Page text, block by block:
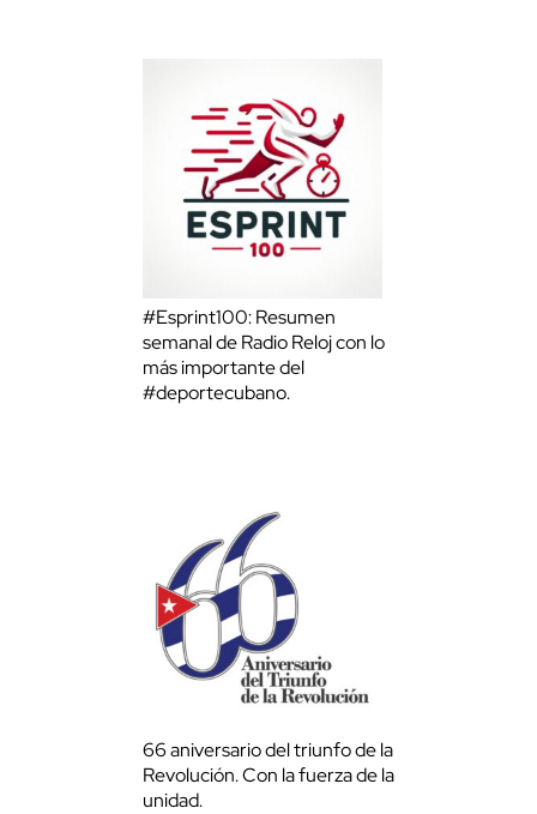
#Esprint100: Resumen
semanal de Radio Reloj con lo
más importante del
#deportecubano.
66 aniversario del triunfo de la
Revolución. Con la fuerza de la
unidad.